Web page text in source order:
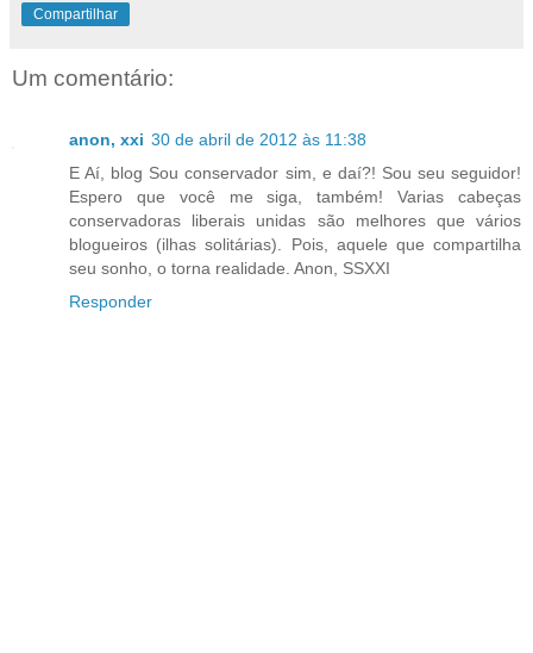
Compartilhar
Um comentário:
anon, xxi 30 de abril de 2012 às 11:38
E Aí, blog Sou conservador sim, e daí?! Sou seu seguidor!
Espero que você me siga, também! Varias cabeças
conservadoras liberais unidas são melhores que vários
blogueiros (ilhas solitárias). Pois, aquele que compartilha
seu sonho, o torna realidade. Anon, SSXXI
Responder